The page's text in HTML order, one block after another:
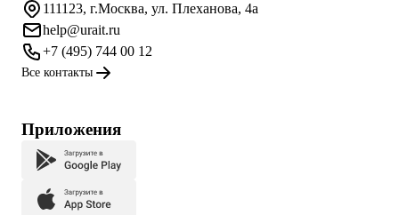
111123, г.Москва, ул. Плеханова, 4а
help@urait.ru
+7 (495) 744 00 12
Все контакты
Приложения